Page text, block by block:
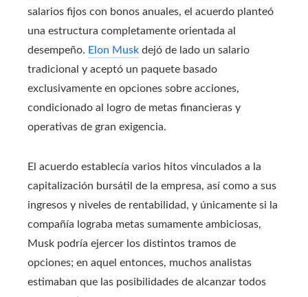
salarios fijos con bonos anuales, el acuerdo planteó
una estructura completamente orientada al
desempeño. Elon Musk dejó de lado un salario
tradicional y aceptó un paquete basado
exclusivamente en opciones sobre acciones,
condicionado al logro de metas financieras y
operativas de gran exigencia.
El acuerdo establecía varios hitos vinculados a la
capitalización bursátil de la empresa, así como a sus
ingresos y niveles de rentabilidad, y únicamente si la
compañía lograba metas sumamente ambiciosas,
Musk podría ejercer los distintos tramos de
opciones; en aquel entonces, muchos analistas
estimaban que las posibilidades de alcanzar todos